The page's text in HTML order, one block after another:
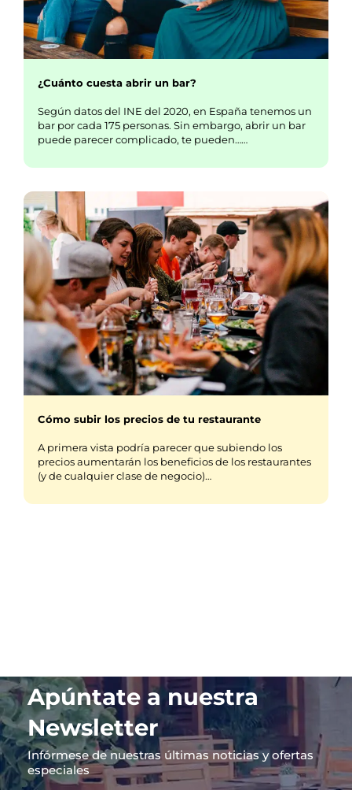
¿Cuánto cuesta abrir un bar?
Según datos del INE del 2020, en España tenemos un
bar por cada 175 personas. Sin embargo, abrir un bar
puede parecer complicado, te pueden……
Cómo subir los precios de tu restaurante
A primera vista podría parecer que subiendo los
precios aumentarán los beneficios de los restaurantes
(y de cualquier clase de negocio)…
Apúntate a nuestra
Newsletter
Infórmese de nuestras últimas noticias y ofertas
especiales